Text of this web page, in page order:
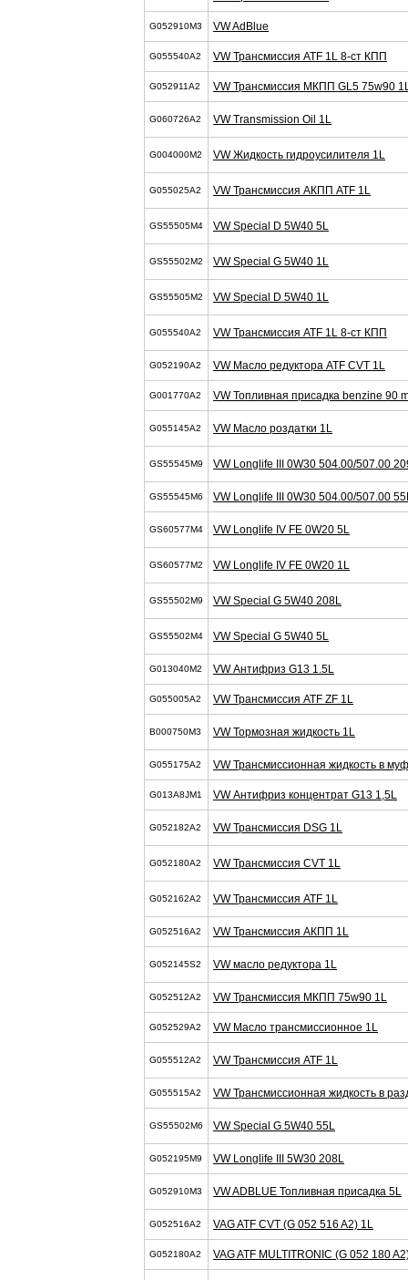
G052910M3 VW AdBlue
G055540A2 VW Трансмиссия ATF 1L 8-ст КПП
G052911A2 VW Трансмиссия МКПП GL5 75w90
G060726A2 VW Transmission Oil 1L
G004000M2 VW Жидкость гидроусилителя 1L
G055025A2 VW Трансмиссия АКПП ATF 1L
GS55505M4 VW Special D 5W40 5L
GS55502M2 VW Special G 5W40 1L
GS55505M2 VW Special D 5W40 1L
G055540A2 VW Трансмиссия ATF 1L 8-ст КПП
G052190A2 VW Масло редуктора ATF CVT 1L
G001770A2 VW Топливная присадка benzine 90
G055145A2 VW Масло роздатки 1L
GS55545M9 VW Longlife III 0W30 504.00/507.00
GS55545M6 VW Longlife III 0W30 504.00/507.00
GS60577M4 VW Longlife IV FE 0W20 5L
GS60577M2 VW Longlife IV FE 0W20 1L
GS55502M9 VW Special G 5W40 208L
GS55502M4 VW Special G 5W40 5L
G013040M2 VW Антифриз G13 1.5L
G055005A2 VW Трансмиссия ATF ZF 1L
B000750M3 VW Тормозная жидкость 1L
G055175A2 VW Трансмиссионная жидкость в
G013A8JM1 VW Антифриз концентрат G13 1,5L
G052182A2 VW Трансмиссия DSG 1L
G052180A2 VW Трансмиссия CVT 1L
G052162A2 VW Трансмиссия ATF 1L
G052516A2 VW Трансмиссия АКПП 1L
G052145S2 VW масло редуктора 1L
G052512A2 VW Трансмиссия МКПП 75w90 1L
G052529A2 VW Масло трансмиссионное 1L
G055512A2 VW Трансмиссия ATF 1L
G055515A2 VW Трансмиссионная жидкость в
GS55502M6 VW Special G 5W40 55L
G052195M9 VW Longlife III 5W30 208L
G052910M3 VW ADBLUE Топливная присадка 5L
G052516A2 VAG ATF CVT (G 052 516 A2) 1L
G052180A2 VAG ATF MULTITRONIC (G 052 180